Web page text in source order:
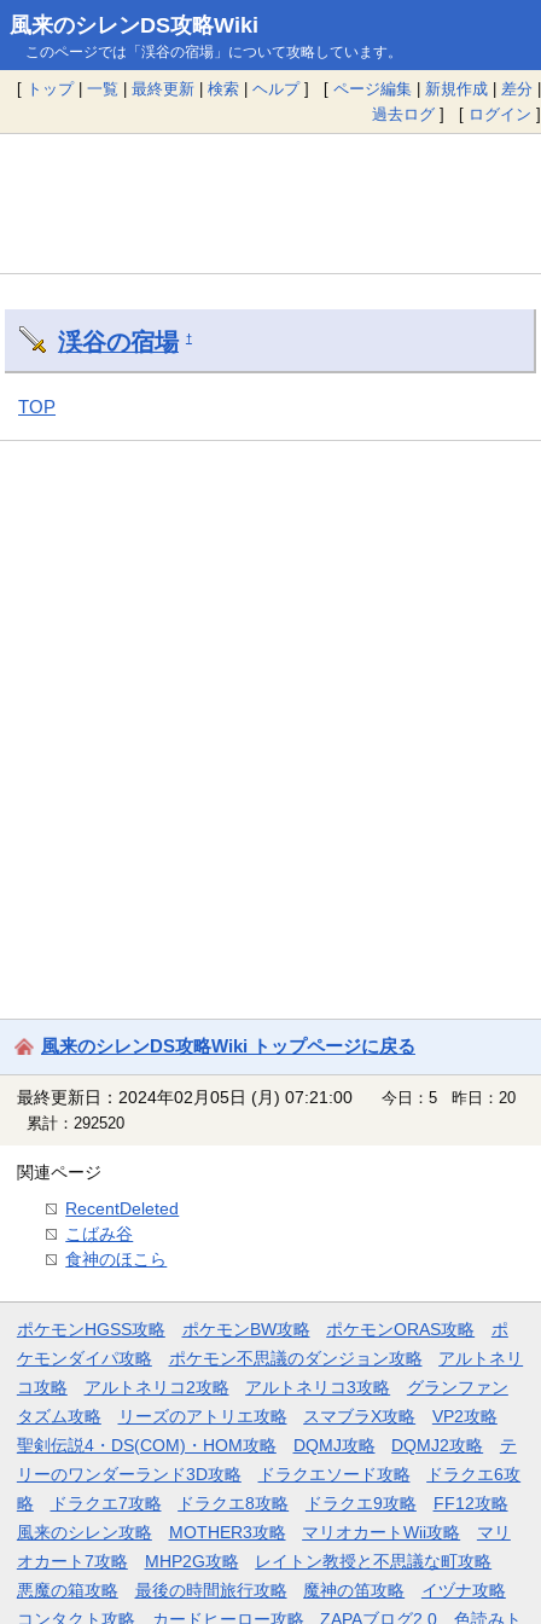
風来のシレンDS攻略Wiki
このページでは「渓谷の宿場」について攻略しています。
[ トップ| 一覧 | 最終更新 | 検索 | ヘルプ] [ ページ編集 | 新規作成 | 差分 |
過去ログ ] [ ログイン ]
渓谷の宿場 †
TOP
風来のシレンDS攻略Wiki トップページに戻る
最終更新日：2024年02月05日 (月) 07:21:00
今日：5 昨日：20
累計：292520
関連ページ
RecentDeleted
こばみ谷
食神のほこら
ポケモンHGSS攻略 ポケモンBW攻略 ポケモンORAS攻略
ポ
ケモンダイパ攻略
ポケモン不思議のダンジョン攻略
アルトネリ
コ攻略
アルトネリコ2攻略 アルトネリコ3攻略
グランファン
タズム攻略
リーズのアトリエ攻略 スマブラX攻略
VP2攻略
聖剣伝説4・DS(COM)・HOM攻略
DQMJ攻略 DQMJ2攻略
テ
リーのワンダーランド3D攻略
ドラクエソード攻略
ドラクエ6攻
略
ドラクエ7攻略 ドラクエ8攻略 ドラクエ9攻略
FF12攻略
風来のシレン攻略
MOTHER3攻略 マリオカートWii攻略
マリ
オカート7攻略
MHP2G攻略
レイトン教授と不思議な町攻略
悪魔の箱攻略
最後の時間旅行攻略 魔神の笛攻略
イヅナ攻略
コンタクト攻略
カードヒーロー攻略 ZAPAブログ2.0 色読みト